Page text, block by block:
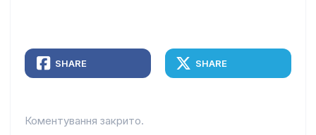
SHARE SHARE
Коментування закрито.